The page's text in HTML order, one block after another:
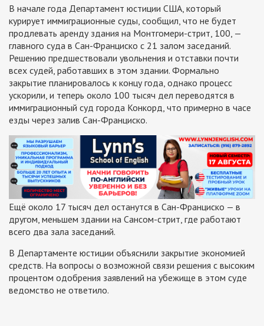
В начале года Департамент юстиции США, который
курирует иммиграционные суды, сообщил, что не будет
продлевать аренду здания на Монтгомери-стрит, 100, —
главного суда в Сан-Франциско с 21 залом заседаний.
Решению предшествовали увольнения и отставки почти
всех судей, работавших в этом здании. Формально
закрытие планировалось к концу года, однако процесс
ускорили, и теперь около 100 тысяч дел переводятся в
иммиграционный суд города Конкорд, что примерно в часе
езды через залив Сан-Франциско.
Ещё около 17 тысяч дел останутся в Сан-Франциско — в
другом, меньшем здании на Сансом-стрит, где работают
всего два зала заседаний.
В Департаменте юстиции объяснили закрытие экономией
средств. На вопросы о возможной связи решения с высоким
процентом одобрения заявлений на убежище в этом суде
ведомство не ответило.